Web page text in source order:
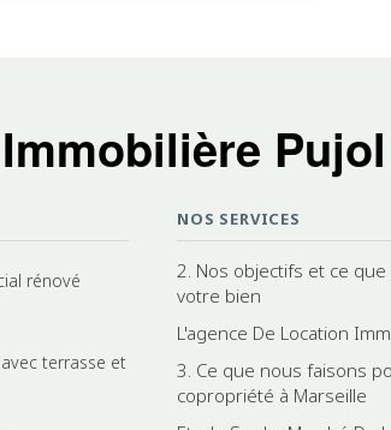
Immobilière Pujol
rénové
terrasse et
NOS SERVICES
2. Nos objectifs et ce
votre bien
L'agence De Location
3. Ce que nous faisons
copropriété à Marseille